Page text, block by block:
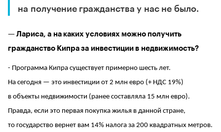
на получение гражданства у нас не было.
— Лариса, а на каких условиях можно получить
гражданство Кипра за инвестиции в недвижимость?
- Программа Кипра существует примерно шесть лет.
На сегодня — это инвестиции от 2 млн евро (+ НДС 19%)
в объекты недвижимости (ранее составляла 15 млн евро).
Правда, если это первая покупка жилья в данной стране,
то государство вернет вам 14% налога за 200 квадратных метров.